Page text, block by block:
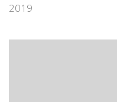
2019